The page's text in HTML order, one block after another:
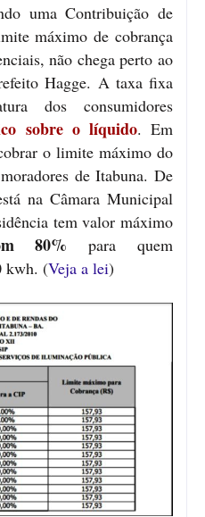
uma Contribuição de
máximo de cobrança
não chega perto ao
Hagge. A taxa fixa
dos consumidores
sobre o líquido. Em
o limite máximo do
de Itabuna. De
na Câmara Municipal
tem valor máximo
80% para quem
kwh. (Veja a lei)